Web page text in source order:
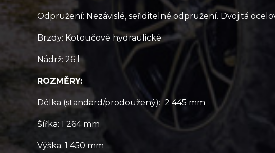
Odpružení: Nezávislé, seřiditelné odpružení. Dvojitá
Brzdy: Kotoučové hydraulické
Nádrž: 26 l
ROZMĚRY:
Délka (standard/prodoužený):2 445 mm
Šířka: 1 264 mm
Výška: 1 450 mm